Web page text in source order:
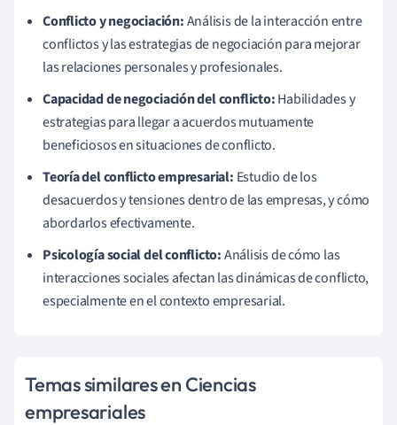
Conflicto y negociación:Análisis de la interacción entre
conflictos y las estrategias de negociación para mejorar
las relaciones personales y profesionales.
Capacidad de negociación del conflicto:Habilidades y
estrategias para llegar a acuerdos mutuamente
beneficiosos en situaciones de conflicto.
Teoría del conflicto empresarial: Estudio de los
desacuerdos y tensiones dentro de las empresas, y cómo
abordarlos efectivamente.
Psicología social del conflicto:Análisis de cómo las
interacciones sociales afectan las dinámicas de conflicto,
especialmente en el contexto empresarial.
Temas similares en Ciencias
empresariales